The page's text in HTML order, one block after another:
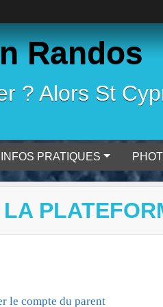
Randos
? Alors St
INFOS PRATIQUES
le compte du parent